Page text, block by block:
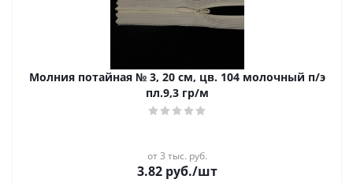
Молния потайная № 3, 20 см, цв. 104 молочный п/э
пл.9,3 гр/м
от 3 тыс. руб.
3.82 руб./шт